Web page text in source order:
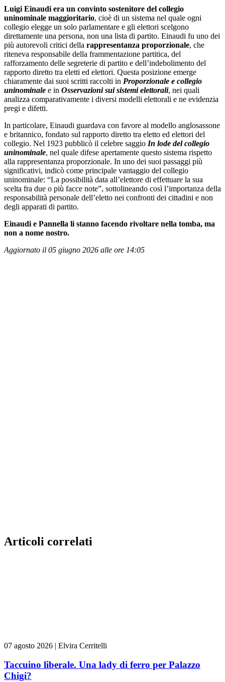
Luigi Einaudi era un convinto sostenitore del collegio
uninominale maggioritario, cioè di un sistema nel quale ogni
collegio elegge un solo parlamentare e gli elettori scelgono
direttamente una persona, non una lista di partito. Einaudi fu uno dei
più autorevoli critici della rappresentanza proporzionale, che
riteneva responsabile della frammentazione partitica, del
rafforzamento delle segreterie di partito e dell’indebolimento del
rapporto diretto tra eletti ed elettori. Questa posizione emerge
chiaramente dai suoi scritti raccolti in Proporzionale e collegio
uninominale e in Osservazioni sui sistemi elettorali, nei quali
analizza comparativamente i diversi modelli elettorali e ne evidenzia
pregi e difetti.
In particolare, Einaudi guardava con favore al modello anglosassone
e britannico, fondato sul rapporto diretto tra eletto ed elettori del
collegio. Nel 1923 pubblicò il celebre saggio In lode del collegio
uninominale, nel quale difese apertamente questo sistema rispetto
alla rappresentanza proporzionale. In uno dei suoi passaggi più
significativi, indicò come principale vantaggio del collegio
uninominale: “La possibilità data all’elettore di effettuare la sua
scelta fra due o più facce note”, sottolineando così l’importanza della
responsabilità personale dell’eletto nei confronti dei cittadini e non
degli apparati di partito.
Einaudi e Pannella li stanno facendo rivoltare nella tomba, ma
non a nome nostro.
Aggiornato il 05 giugno 2026 alle ore 14:05
Articoli correlati
07 agosto 2026 | Elvira Cerritelli
Taccuino liberale. Una lady di ferro per Palazzo
Chigi?